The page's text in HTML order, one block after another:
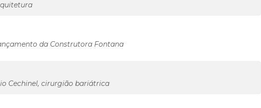
da Construtora Fontana
Cechinel, cirurgião bariátrica